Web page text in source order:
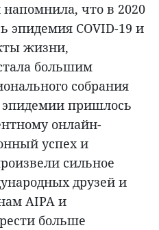
что в 2020
эпидемия COVID-19 и
жизни,
большим
собрания
эпидемии пришлось
онлайн-
успех и
сильное
друзей и
AIPA и
больше